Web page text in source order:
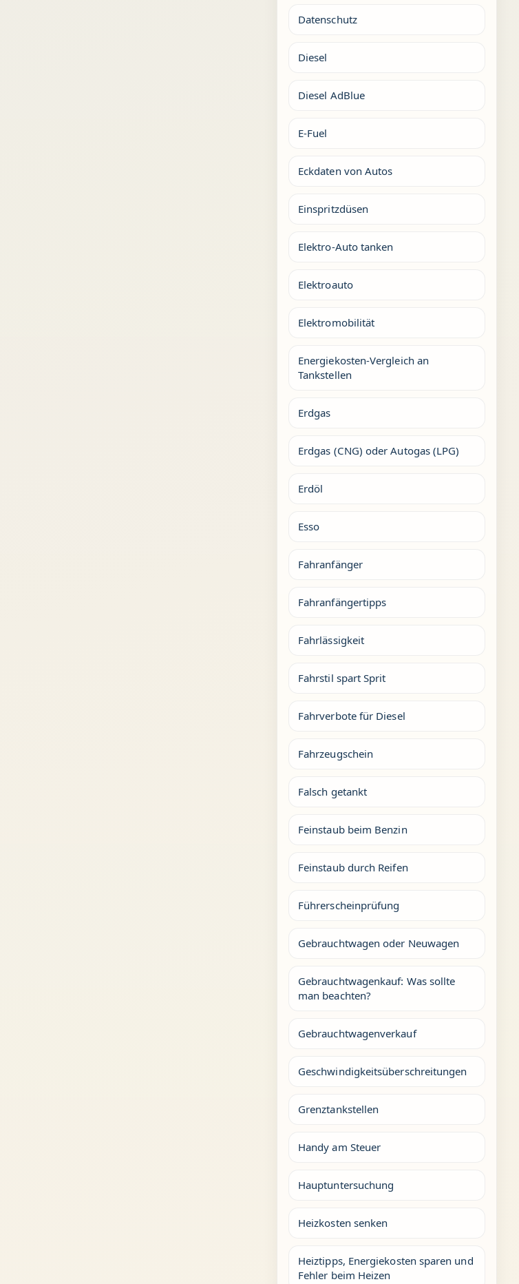
Datenschutz
Diesel
Diesel AdBlue
E-Fuel
Eckdaten von Autos
Einspritzdüsen
Elektro-Auto tanken
Elektroauto
Elektromobilität
Energiekosten-Vergleich an
Tankstellen
Erdgas
Erdgas (CNG) oder Autogas (LPG)
Erdöl
Esso
Fahranfänger
Fahranfängertipps
Fahrlässigkeit
Fahrstil spart Sprit
Fahrverbote für Diesel
Fahrzeugschein
Falsch getankt
Feinstaub beim Benzin
Feinstaub durch Reifen
Führerscheinprüfung
Gebrauchtwagen oder Neuwagen
Gebrauchtwagenkauf: Was sollte
man beachten?
Gebrauchtwagenverkauf
Geschwindigkeitsüberschreitungen
Grenztankstellen
Handy am Steuer
Hauptuntersuchung
Heizkosten senken
Heiztipps, Energiekosten sparen und
Fehler beim Heizen